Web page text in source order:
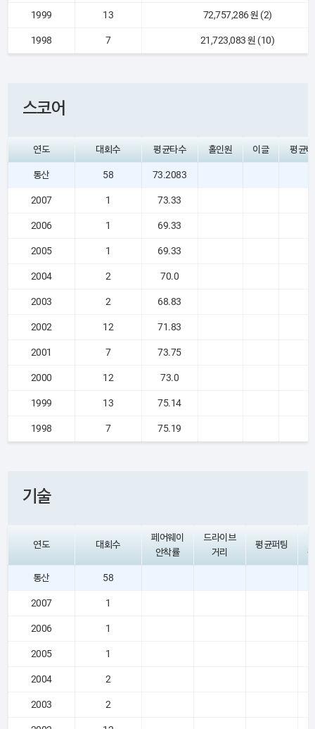
1999 13 72,757,286 원 (2)
1998 7 21,723,083 원 (10)
스코어
연도 대회수 평균타수 홀인원 이글 평균
통산 58 73.2083
2007 1 73.33
2006 1 69.33
2005 1 69.33
2004 2 70.0
2003 2 68.83
2002 12 71.83
2001 7 73.75
2000 12 73.0
1999 13 75.14
1998 7 75.19
기술
연도 대회수
페어웨이
안착률
드라이브
거리
평균퍼팅
통산 58
2007 1
2006 1
2005 1
2004 2
2003 2